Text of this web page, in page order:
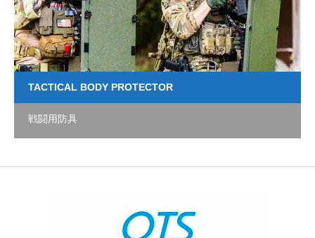
TACTICAL BODY PROTECTOR
戦闘用防具